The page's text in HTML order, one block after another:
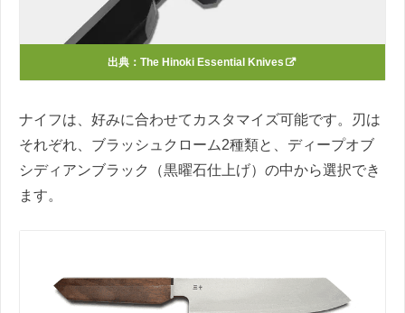
出典： The Hinoki Essential Knives
ナイフは、好みに合わせてカスタマイズ可能です。刃は
それぞれ、ブラッシュクローム2種類と、ディープオブ
シディアンブラック（黒曜石仕上げ）の中から選択でき
ます。